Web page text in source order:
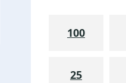
100
25